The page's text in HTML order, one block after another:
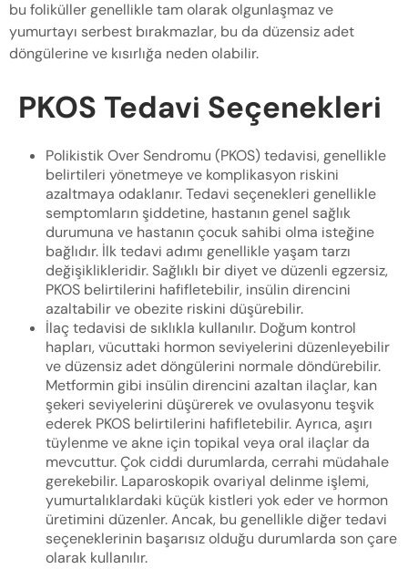
bu foliküller genellikle tam olarak olgunlaşmaz ve
yumurtayı serbest bırakmazlar, bu da düzensiz adet
döngülerine ve kısırlığa neden olabilir.
PKOS Tedavi Seçenekleri
Polikistik Over Sendromu (PKOS) tedavisi, genellikle
belirtileri yönetmeye ve komplikasyon riskini
azaltmaya odaklanır. Tedavi seçenekleri genellikle
semptomların şiddetine, hastanın genel sağlık
durumuna ve hastanın çocuk sahibi olma isteğine
bağlıdır. İlk tedavi adımı genellikle yaşam tarzı
değişiklikleridir. Sağlıklı bir diyet ve düzenli egzersiz,
PKOS belirtilerini hafifletebilir, insülin direncini
azaltabilir ve obezite riskini düşürebilir.
İlaç tedavisi de sıklıkla kullanılır. Doğum kontrol
hapları, vücuttaki hormon seviyelerini düzenleyebilir
ve düzensiz adet döngülerini normale döndürebilir.
Metformin gibi insülin direncini azaltan ilaçlar, kan
şekeri seviyelerini düşürerek ve ovulasyonu teşvik
ederek PKOS belirtilerini hafifletebilir. Ayrıca, aşırı
tüylenme ve akne için topikal veya oral ilaçlar da
mevcuttur. Çok ciddi durumlarda, cerrahi müdahale
gerekebilir. Laparoskopik ovariyal delinme işlemi,
yumurtalıklardaki küçük kistleri yok eder ve hormon
üretimini düzenler. Ancak, bu genellikle diğer tedavi
seçeneklerinin başarısız olduğu durumlarda son çare
olarak kullanılır.